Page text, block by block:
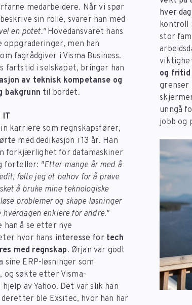
medarbeidere. Når vi spør
sin rolle, svarer han med
en potet."Hovedansvaret hans
oppgraderinger, men han
fagrådgiver i Visma Business.
fartstid i selskapet, bringer han
av teknisk kompetanse og
bakgrunn til bordet.
IT
karriere som regnskapsfører,
med dedikasjon i 13 år. Han
forkjærlighet for datamaskiner
forteller: "Etter mange år med å
følte jeg et behov for å prøve
å bruke mine teknologiske
problemer og skape løsninger
hverdagen enklere for andre."
han å se etter nye
hvor hans interesse for tech
med regnskap. Ørjan var godt
sine ERP-løsninger som
og søkte etter Visma-
av Yahoo. Det var slik han
ble Exsitec, hvor han har
hver
kontroll
stor
og fritid
grenser
unngå
jobb og